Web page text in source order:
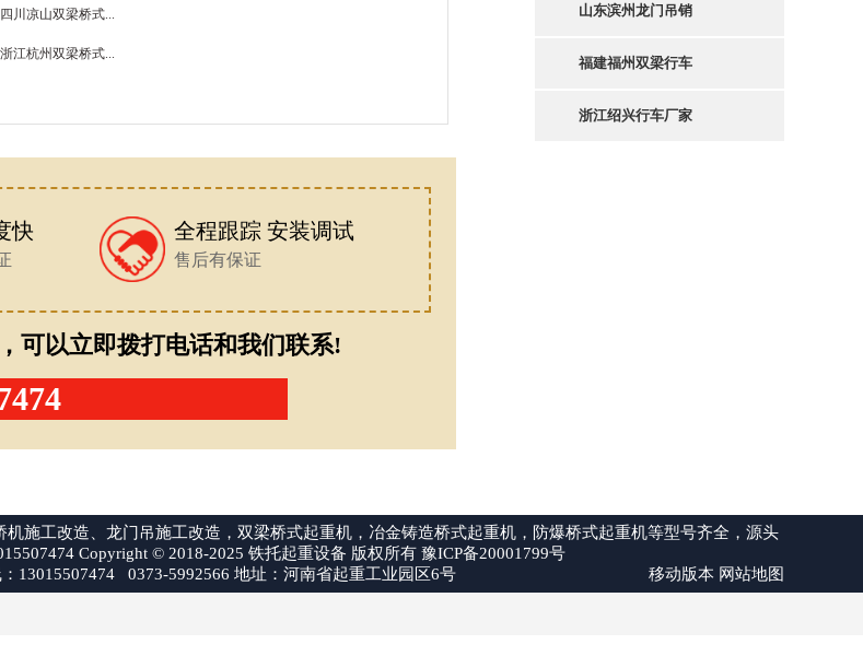
四川凉山双梁桥式...
浙江杭州双梁桥式...
快 全程跟踪 安装调试
售后有保证
可以立即拨打电话和我们联系!
山东滨州龙门吊销
福建福州双梁行车
浙江绍兴行车厂家
施工改造、龙门吊施工改造，双梁桥式起重机，冶金铸造桥式起重机，防爆桥式起重机等型号齐全，源头
Copyright © 2018-2025 铁托起重设备 版权所有 豫ICP备20001799号
13015507474 0373-5992566 地址：河南省起重工业园区6号
移动版本 网站地图